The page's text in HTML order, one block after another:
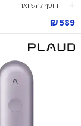
הוסף להשוואה
589 ₪